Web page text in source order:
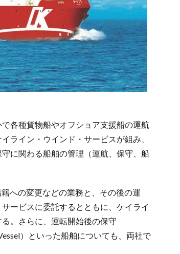
各種貨物船やオフショア支援船の運航
ライン・ウインド・サービスが組み、
に関わる船舶の管理（運航、保守、船
への変更などの業務と、その後の運
ービスに委託するとともに、ケイライ
。さらに、運転開始後の保守
）といった船舶についても、両社で